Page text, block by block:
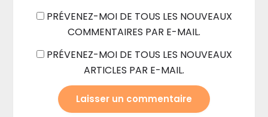
PRÉVENEZ-MOI DE TOUS LES NOUVEAUX
COMMENTAIRES PAR E-MAIL.
PRÉVENEZ-MOI DE TOUS LES NOUVEAUX
ARTICLES PAR E-MAIL.